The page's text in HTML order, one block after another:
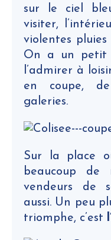
sur le ciel
visiter,
violentes pluies
On a un petit
l’admirer à
en coupe,
galeries.
Sur la place
beaucoup de
vendeurs de
aussi. Un peu
triomphe, c’est